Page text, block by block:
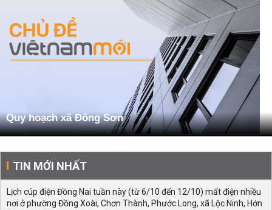
Quy hoạch xã Đông Sơn
TIN MỚI NHẤT
Lịch cúp điện Đồng Nai tuần này (từ 6/10 đến 12/10) mất điện nhiều
nơi ở phường Đồng Xoài, Chơn Thành, Phước Long, xã Lộc Ninh, Hớn